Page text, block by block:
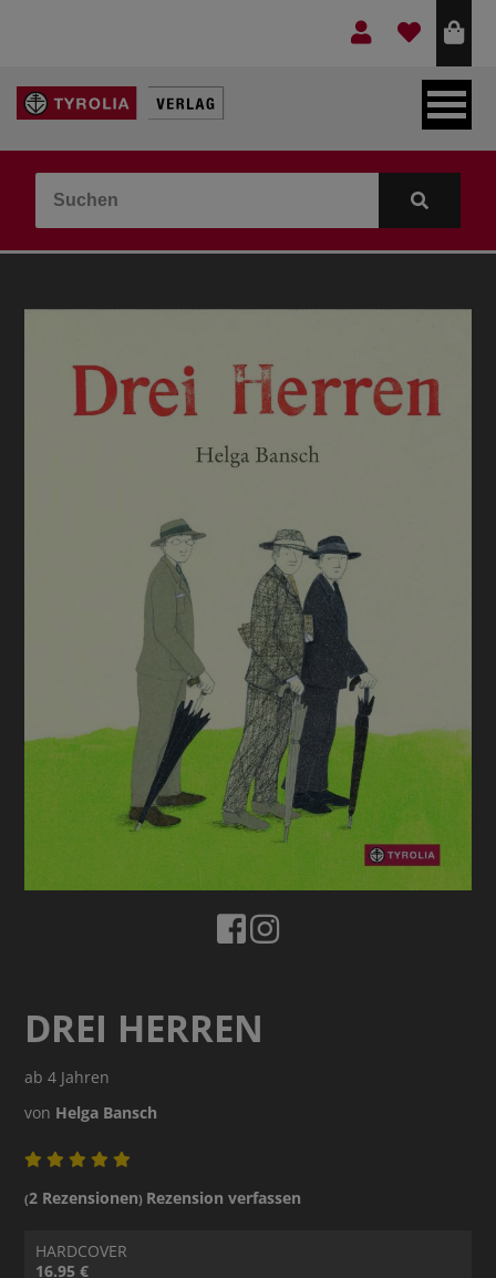
LEBEN & GLAUBE
KINDER- & JUGENDBUCH
VERLAG
DREI HERREN
ab 4 Jahren
von Helga Bansch
(2 Rezensionen) Rezension verfassen
HARDCOVER
16.95 €